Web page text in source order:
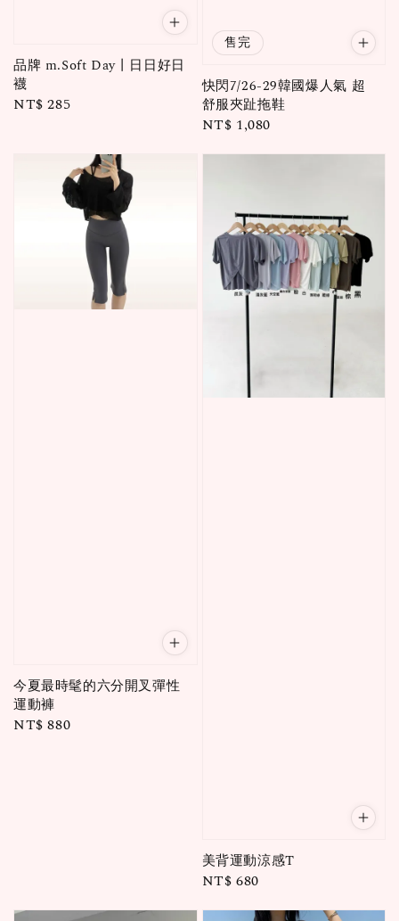
品牌 m.Soft Day丨日日好日
襪
Regular
NT$ 285
售完
快閃7/26-29韓國爆人氣 超
舒服夾趾拖鞋
Regular
NT$ 1,080
今夏最時髦的六分開叉彈性
運動褲
Regular
NT$ 880
美背運動涼感T
Regular
NT$ 680